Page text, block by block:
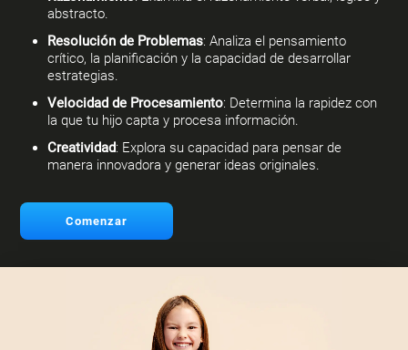
abstracto.
Resolución de Problemas: Analiza el pensamiento
crítico, la planificación y la capacidad de desarrollar
estrategias.
Velocidad de Procesamiento: Determina la rapidez con
la que tu hijo capta y procesa información.
Creatividad: Explora su capacidad para pensar de
manera innovadora y generar ideas originales.
Comenzar